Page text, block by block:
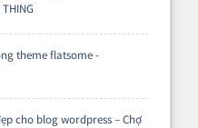
THING
theme flatsome -
cho blog wordpress – Chợ